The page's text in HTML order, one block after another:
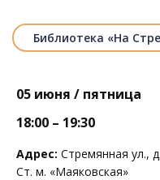
Библиотека «На
05 июня / пятница
18:00 – 19:30
Адрес: Стремянная ул.,
Ст. м. «Маяковская»